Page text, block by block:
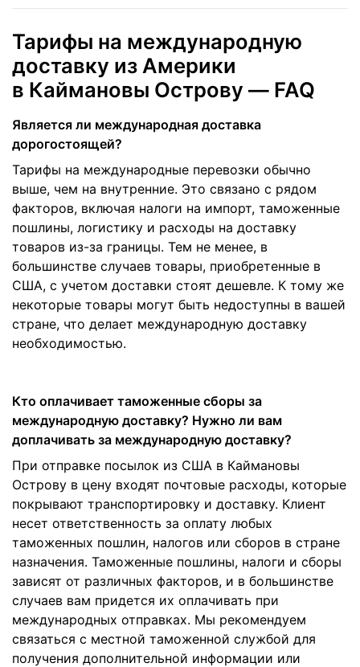
Тарифы на международную
доставку из Америки
в Каймановы Острову — FAQ
Является ли международная доставка
дорогостоящей?
Тарифы на международные перевозки обычно
выше, чем на внутренние. Это связано с рядом
факторов, включая налоги на импорт, таможенные
пошлины, логистику и расходы на доставку
товаров из-за границы. Тем не менее, в
большинстве случаев товары, приобретенные в
США, с учетом доставки стоят дешевле. К тому же
некоторые товары могут быть недоступны в вашей
стране, что делает международную доставку
необходимостью.
Кто оплачивает таможенные сборы за
международную доставку? Нужно ли вам
доплачивать за международную доставку?
При отправке посылок из США в Каймановы
Острову в цену входят почтовые расходы, которые
покрывают транспортировку и доставку. Клиент
несет ответственность за оплату любых
таможенных пошлин, налогов или сборов в стране
назначения. Таможенные пошлины, налоги и сборы
зависят от различных факторов, и в большинстве
случаев вам придется их оплачивать при
международных отправках. Мы рекомендуем
связаться с местной таможенной службой для
получения дополнительной информации или